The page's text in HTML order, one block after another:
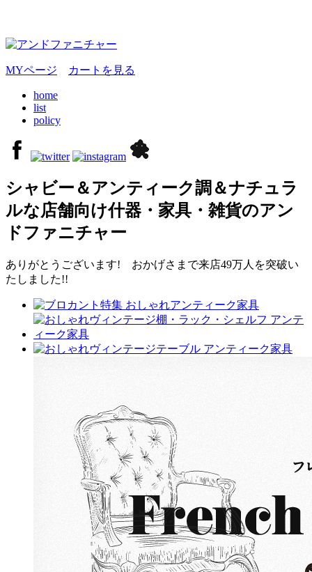
MYページ カートを見る
home
list
policy
シャビー＆アンティーク調＆ナチュラ
ルな店舗向け什器・家具・雑貨のアン
ドファニチャー
ありがとうございます! おかげさまで来店49万人を突破い
たしました!!